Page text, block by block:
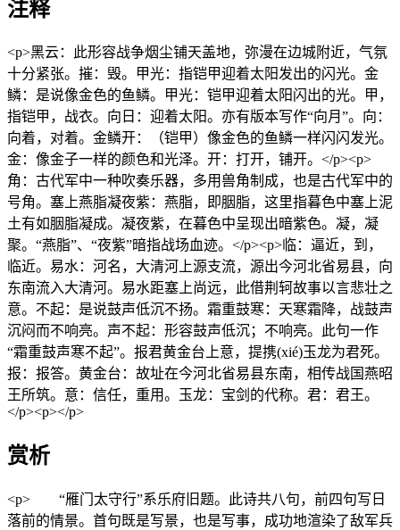
注释
<p>黑云：此形容战争烟尘铺天盖地，弥漫在边城附近，气氛
十分紧张。摧：毁。甲光：指铠甲迎着太阳发出的闪光。金
鳞：是说像金色的鱼鳞。甲光：铠甲迎着太阳闪出的光。甲，
指铠甲，战衣。向日：迎着太阳。亦有版本写作“向月”。向：
向着，对着。金鳞开：（铠甲）像金色的鱼鳞一样闪闪发光。
金：像金子一样的颜色和光泽。开：打开，铺开。</p><p>
角：古代军中一种吹奏乐器，多用兽角制成，也是古代军中的
号角。塞上燕脂凝夜紫：燕脂，即胭脂，这里指暮色中塞上泥
土有如胭脂凝成。凝夜紫，在暮色中呈现出暗紫色。凝，凝
聚。“燕脂”、“夜紫”暗指战场血迹。</p><p>临：逼近，到，
临近。易水：河名，大清河上源支流，源出今河北省易县，向
东南流入大清河。易水距塞上尚远，此借荆轲故事以言悲壮之
意。不起：是说鼓声低沉不扬。霜重鼓寒：天寒霜降，战鼓声
沉闷而不响亮。声不起：形容鼓声低沉；不响亮。此句一作
“霜重鼓声寒不起”。报君黄金台上意，提携(xié)玉龙为君死。
报：报答。黄金台：故址在今河北省易县东南，相传战国燕昭
王所筑。意：信任，重用。玉龙：宝剑的代称。君：君王。
</p><p></p>
赏析
<p> “雁门太守行”系乐府旧题。此诗共八句，前四句写日
落前的情景。首句既是写景，也是写事，成功地渲染了敌军兵